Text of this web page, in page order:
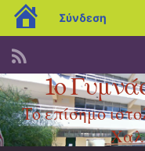
blogs.sch.gr
Σύνδεση
1ο
Το επίσημο